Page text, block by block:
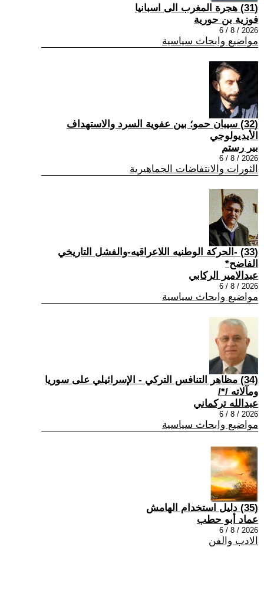
(31) هجرة المغرب الى اسبانيا
فوزية بن حورية
2026 / 8 / 6
مواضيع وابحاث سياسية
(32) سيبان حمو؛ بين عفوية السرد والاستهداف
الأيديولوجي
بير رستم
2026 / 8 / 6
الثورات والانتفاضات الجماهيرية
(33) -الحركة الوطنيه اللاعراقيه-والفشل التاريخي
الفاضح*
عبدالامير الركابي
2026 / 8 / 6
مواضيع وابحاث سياسية
(34) مظاهر التنافس التركي - الإسرائيلي على سوريا
ومآلاته /*/
عبدالله تركماني
2026 / 8 / 6
مواضيع وابحاث سياسية
(35) دليل استخدام الهامش
عماد أبو حطب
2026 / 8 / 6
الادب والفن